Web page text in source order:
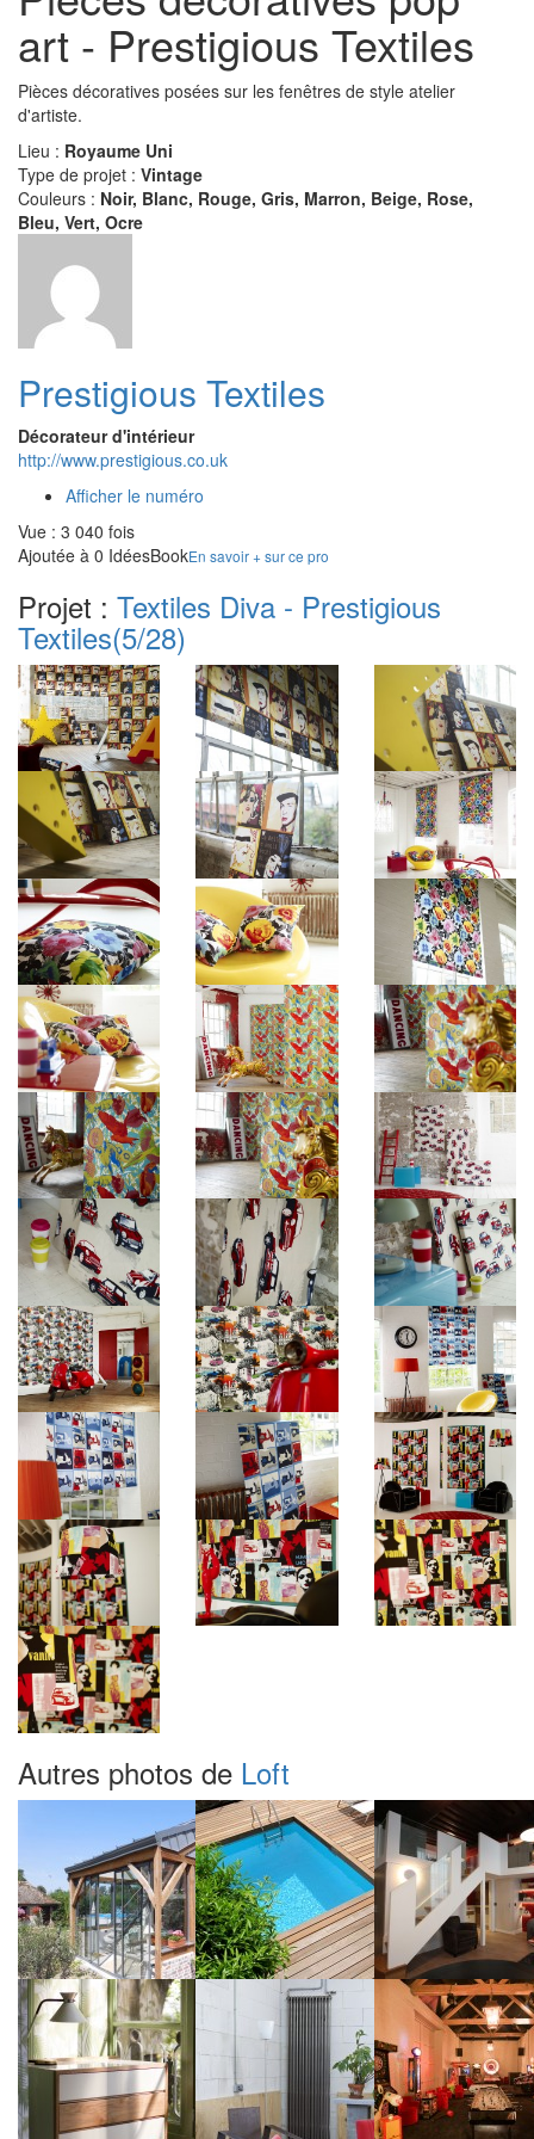
art - Prestigious Textiles
Pièces décoratives posées sur les fenêtres de style atelier
d'artiste.
Lieu : Royaume Uni
Type de projet : Vintage
Couleurs : Noir, Blanc, Rouge, Gris, Marron, Beige, Rose,
Bleu, Vert, Ocre
Prestigious Textiles
Décorateur d'intérieur
http://www.prestigious.co.uk
Afficher le numéro
Vue : 3 040 fois
Ajoutée à 0 IdéesBookEn savoir + sur ce pro
Projet : Textiles Diva - Prestigious
Textiles(5/28)
Autres photos de Loft